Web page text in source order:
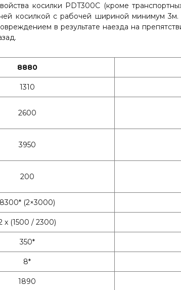
косилки PDT300С (кроме
косилкой с рабочей шириной минимум 3м.
в результате наезда на
8880
1310
2600
3950
200
8300* (2×3000)
x (1500 / 2300)
350*
8*
1890